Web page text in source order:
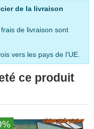
de la livraison
de livraison sont
vers les pays de l’UE.
ce produit